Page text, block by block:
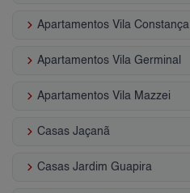
keyboard_arrow_right Apartamentos Vila Constança
keyboard_arrow_right Apartamentos Vila Germinal
keyboard_arrow_right Apartamentos Vila Mazzei
keyboard_arrow_right Casas Jaçanã
keyboard_arrow_right Casas Jardim Guapira